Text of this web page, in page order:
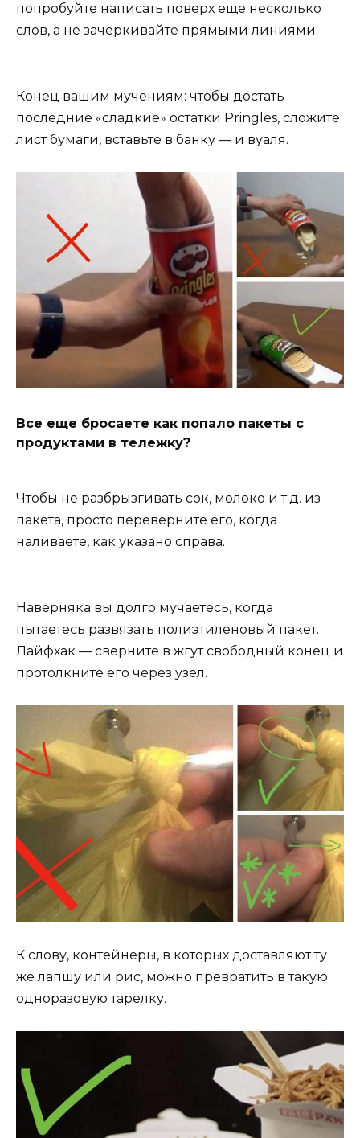
попробуйте написать поверх еще несколько
слов, а не зачеркивайте прямыми линиями.
Конец вашим мучениям: чтобы достать
последние «сладкие» остатки Pringles, сложите
лист бумаги, вставьте в банку — и вуаля.
Все еще бросаете как попало пакеты с
продуктами в тележку?
Чтобы не разбрызгивать сок, молоко и т.д. из
пакета, просто переверните его, когда
наливаете, как указано справа.
Наверняка вы долго мучаетесь, когда
пытаетесь развязать полиэтиленовый пакет.
Лайфхак — сверните в жгут свободный конец и
протолкните его через узел.
К слову, контейнеры, в которых доставляют ту
же лапшу или рис, можно превратить в такую
одноразовую тарелку.